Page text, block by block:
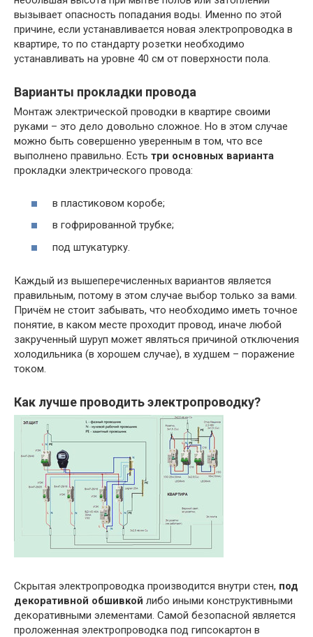
вызывает опасность попадания воды. Именно по этой
причине, если устанавливается новая электропроводка в
квартире, то по стандарту розетки необходимо
устанавливать на уровне 40 см от поверхности пола.
Варианты прокладки провода
Монтаж электрической проводки в квартире своими
руками – это дело довольно сложное. Но в этом случае
можно быть совершенно уверенным в том, что все
выполнено правильно. Есть три основных варианта
прокладки электрического провода:
в пластиковом коробе;
в гофрированной трубке;
под штукатурку.
Каждый из вышеперечисленных вариантов является
правильным, потому в этом случае выбор только за вами.
Причём не стоит забывать, что необходимо иметь точное
понятие, в каком месте проходит провод, иначе любой
закрученный шуруп может являться причиной отключения
холодильника (в хорошем случае), в худшем – поражение
током.
Как лучше проводить электропроводку?
Скрытая электропроводка производится внутри стен, под
декоративной обшивкой либо иными конструктивными
декоративными элементами. Самой безопасной является
проложенная электропроводка под гипсокартон в